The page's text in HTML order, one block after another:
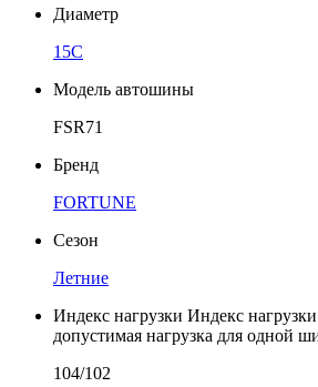
Диаметр
15C
Модель автошины
FSR71
Бренд
FORTUNE
Сезон
Летние
Индекс нагрузки Индекс
допустимая нагрузка для одной
104/102